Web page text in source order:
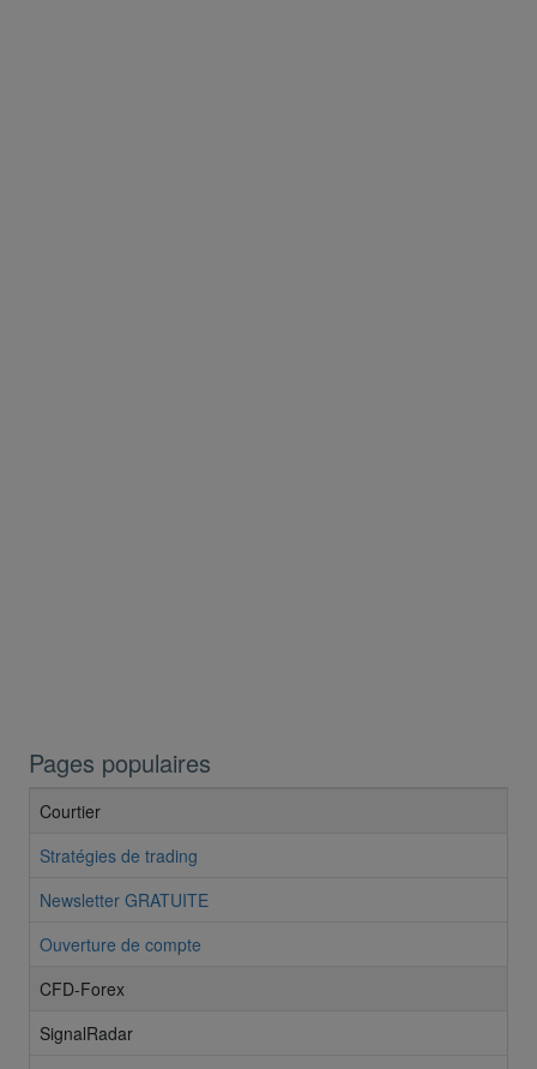
Pages populaires
Courtier
Stratégies de trading
Newsletter GRATUITE
Ouverture de compte
CFD-Forex
SignalRadar